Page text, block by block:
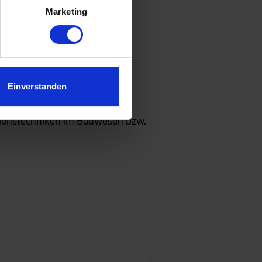
Marketing
Einverstanden
Projektverantwortliche und
im Bauwesen bzw.